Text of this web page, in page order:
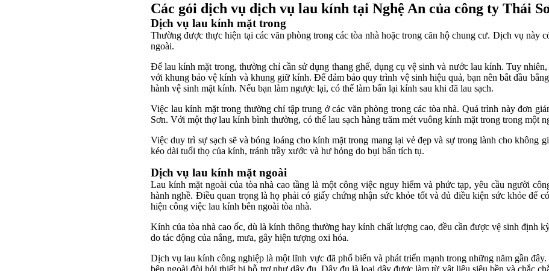
Các gói dịch vụ dịch vụ lau kính tại Nghệ An của công ty Thái
Dịch vụ lau kính mặt trong
Thường được thực hiện tại các văn phòng trong các tòa nhà hoặc trong căn hộ chung cư. Dịch vụ này
ngoài.
Để lau kính mặt trong, thường chỉ cần sử dụng thang ghế, dụng cụ vệ sinh và nước lau kính. Tuy
với khung bảo vệ kính và khung giữ kính. Để đảm bảo quy trình vệ sinh hiệu quả, bạn nên bắt đầu
hành vệ sinh mặt kính. Nếu bạn làm ngược lại, có thể làm bẩn lại kính sau khi đã lau sạch.
Việc lau kính mặt trong thường chỉ tập trung ở các văn phòng trong các tòa nhà. Quá trình này đơn
Sơn. Với một thợ lau kính bình thường, có thể lau sạch hàng trăm mét vuông kính mặt trong trong một
Việc duy trì sự sạch sẽ và bóng loáng cho kính mặt trong mang lại vẻ đẹp và sự trong lành cho
kéo dài tuổi thọ của kính, tránh trầy xước và hư hỏng do bụi bẩn tích tụ.
Dịch vụ lau kính mặt ngoài
Lau kính mặt ngoài của tòa nhà cao tầng là một công việc nguy hiểm và phức tạp, yêu cầu người
hành nghề. Điều quan trọng là họ phải có giấy chứng nhận sức khỏe tốt và đủ điều kiện sức khỏe để
hiện công việc lau kính bên ngoài tòa nhà.
Kính của tòa nhà cao ốc, dù là kính thông thường hay kính chất lượng cao, đều cần được vệ sinh định
do tác động của nắng, mưa, gây hiện tượng oxi hóa.
Dịch vụ lau kính công nghiệp là một lĩnh vực đã phổ biến và phát triển mạnh trong những năm gần
bên ngoài đòi hỏi thiết bị hỗ trợ như dây đu. Dây đu là loại dây được làm từ vật liệu siêu bền và chắc